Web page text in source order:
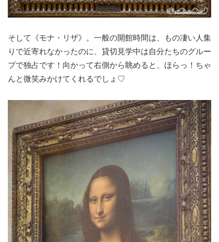
そして《モナ・リザ》。一般の開館時間は、もの凄い人集
りで近寄れなかったのに、貸切見学中は自分たちのグルー
プで独占です！向かって右側から眺めると、ほらっ！ちゃ
んと微笑みかけてくれるでしょ♡